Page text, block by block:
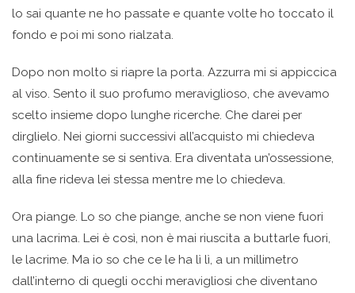
lo sai quante ne ho passate e quante volte ho toccato il
fondo e poi mi sono rialzata.
Dopo non molto si riapre la porta. Azzurra mi si appiccica
al viso. Sento il suo profumo meraviglioso, che avevamo
scelto insieme dopo lunghe ricerche. Che darei per
dirglielo. Nei giorni successivi all’acquisto mi chiedeva
continuamente se si sentiva. Era diventata un’ossessione,
alla fine rideva lei stessa mentre me lo chiedeva.
Ora piange. Lo so che piange, anche se non viene fuori
una lacrima. Lei è così, non è mai riuscita a buttarle fuori,
le lacrime. Ma io so che ce le ha lì lì, a un millimetro
dall’interno di quegli occhi meravigliosi che diventano